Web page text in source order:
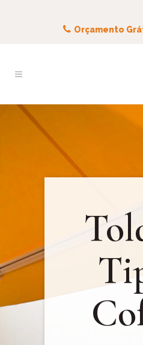
Orçamento